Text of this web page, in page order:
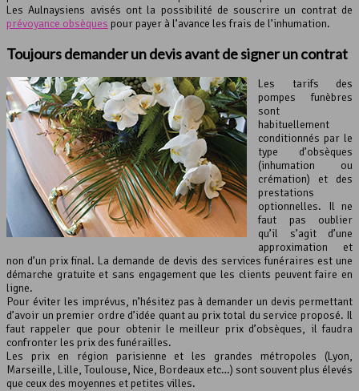
Les Aulnaysiens avisés ont la possibilité de souscrire un contrat de
prévoyance obsèques pour payer à l’avance les frais de l’inhumation.
Toujours demander un devis avant de signer un contrat
Les tarifs des
pompes funèbres
sont
habituellement
conditionnés par le
type d’obsèques
(inhumation ou
crémation) et des
prestations
optionnelles. Il ne
faut pas oublier
qu’il s’agit d’une
approximation et
non d’un prix final. La demande de devis des services funéraires est une
démarche gratuite et sans engagement que les clients peuvent faire en
ligne.
Pour éviter les imprévus, n’hésitez pas à demander un devis permettant
d’avoir un premier ordre d’idée quant au prix total du service proposé. Il
faut rappeler que pour obtenir le meilleur prix d’obsèques, il faudra
confronter les prix des funérailles.
Les prix en région parisienne et les grandes métropoles (Lyon,
Marseille, Lille, Toulouse, Nice, Bordeaux etc…) sont souvent plus élevés
que ceux des moyennes et petites villes.